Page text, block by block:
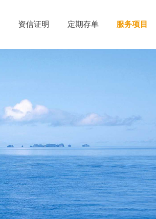
资信证明 定期存单 服务项目